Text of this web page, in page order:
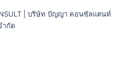
| บริษัท ปัญญา คอนซัลแตนท์
ำกัด